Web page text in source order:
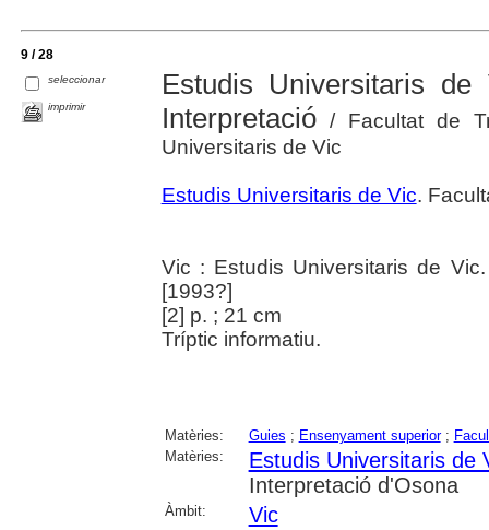
9 / 28
seleccionar
imprimir
Estudis Universitaris
Interpretació/ Facultat de
Universitaris de Vic
Estudis Universitaris de Vic.
Vic : Estudis Universitaris de
[1993?]
[2] p. ; 21 cm
Tríptic informatiu.
Matèries: Guies ; Ensenyament superior;
Matèries:
Estudis Universitaris de
Interpretació d'Osona
Àmbit: Vic